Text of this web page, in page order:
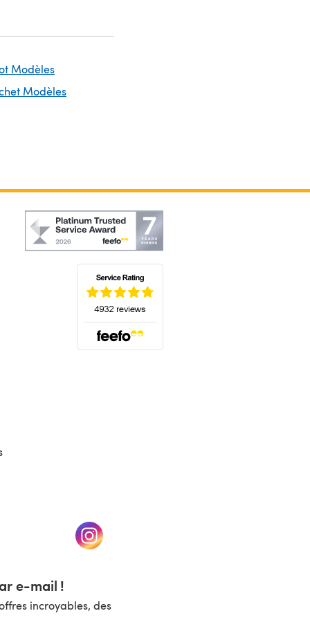
Modèles
Modèles
nouvel onglet) (s'ouvre dans un nouvel onglet)
e-mail !
incroyables, des